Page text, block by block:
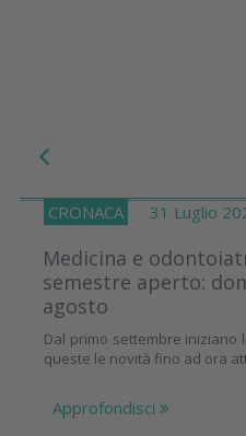
CRONACA 31 Luglio
Medicina e
semestre aperto:
agosto
Dal primo settembre iniziano
queste le novità fino ad ora
Approfondisci